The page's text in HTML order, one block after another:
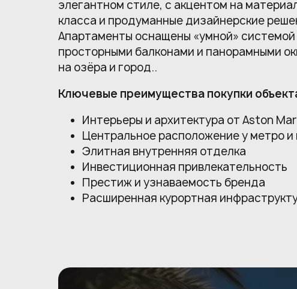
элегантном стиле, с акцентом на
класса и продуманные дизайнерские
Апартаменты оснащены «умной» системой
просторными балконами и панорамными
на озёра и город..
Ключевые преимущества покупки
Интерьеры и архитектура от Aston
Центральное расположение у метро и
Элитная внутренняя отделка
Инвестиционная привлекательность
Престиж и узнаваемость бренда
Расширенная курортная